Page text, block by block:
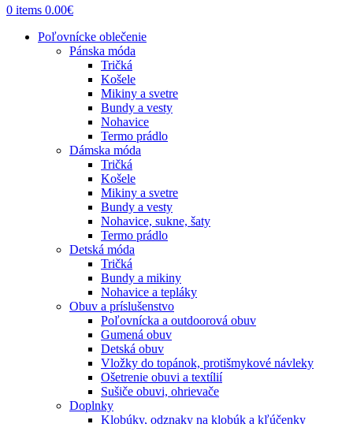
0 items 0.00€
Poľovnícke oblečenie
Pánska móda
Tričká
Košele
Mikiny a svetre
Bundy a vesty
Nohavice
Termo prádlo
Dámska móda
Tričká
Košele
Mikiny a svetre
Bundy a vesty
Nohavice, sukne, šaty
Termo prádlo
Detská móda
Tričká
Bundy a mikiny
Nohavice a tepláky
Obuv a príslušenstvo
Poľovnícka a outdoorová obuv
Gumená obuv
Detská obuv
Vložky do topánok, protišmykové návleky
Ošetrenie obuvi a textílií
Sušiče obuvi, ohrievače
Doplnky
Klobúky, odznaky na klobúk a kľúčenky